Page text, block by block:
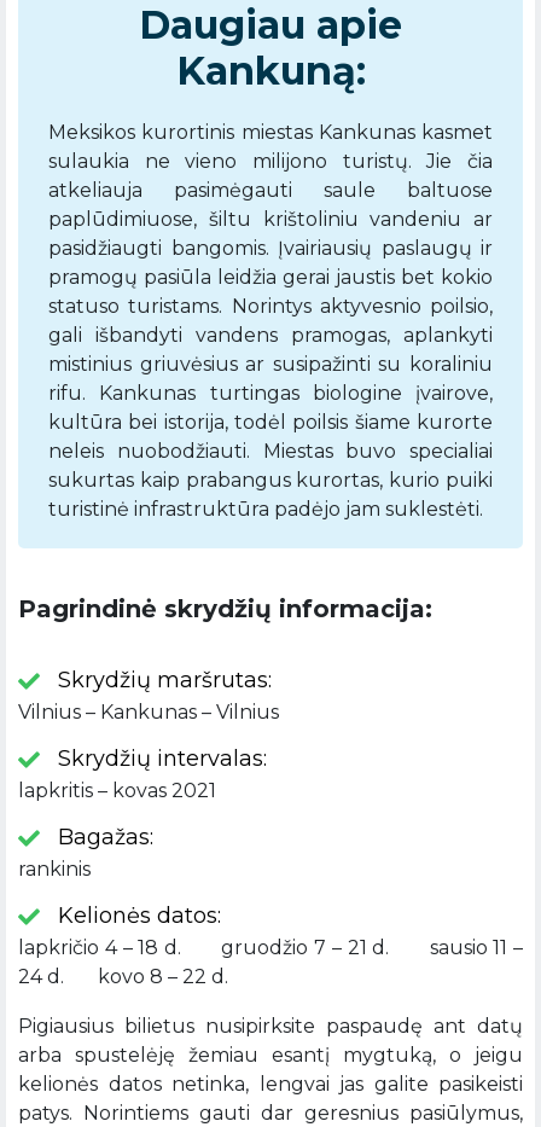
Daugiau apie
Kankuną:
Meksikos kurortinis miestas Kankunas kasmet
sulaukia ne vieno milijono turistų. Jie čia
atkeliauja pasimėgauti saule baltuose
paplūdimiuose, šiltu krištoliniu vandeniu ar
pasidžiaugti bangomis. Įvairiausių paslaugų ir
pramogų pasiūla leidžia gerai jaustis bet kokio
statuso turistams. Norintys aktyvesnio poilsio,
gali išbandyti vandens pramogas, aplankyti
mistinius griuvėsius ar susipažinti su koraliniu
rifu. Kankunas turtingas biologine įvairove,
kultūra bei istorija, todėl poilsis šiame kurorte
neleis nuobodžiauti. Miestas buvo specialiai
sukurtas kaip prabangus kurortas, kurio puiki
turistinė infrastruktūra padėjo jam suklestėti.
Pagrindinė skrydžių informacija:
Skrydžių maršrutas:
Vilnius – Kankunas – Vilnius
Skrydžių intervalas:
lapkritis – kovas 2021
Bagažas:
rankinis
Kelionės datos:
lapkričio 4 – 18 d. gruodžio 7 – 21 d. sausio 11 –
24 d. kovo 8 – 22 d.
Pigiausius bilietus nusipirksite paspaudę ant datų
arba spustelėję žemiau esantį mygtuką, o jeigu
kelionės datos netinka, lengvai jas galite pasikeisti
patys. Norintiems gauti dar geresnius pasiūlymus,